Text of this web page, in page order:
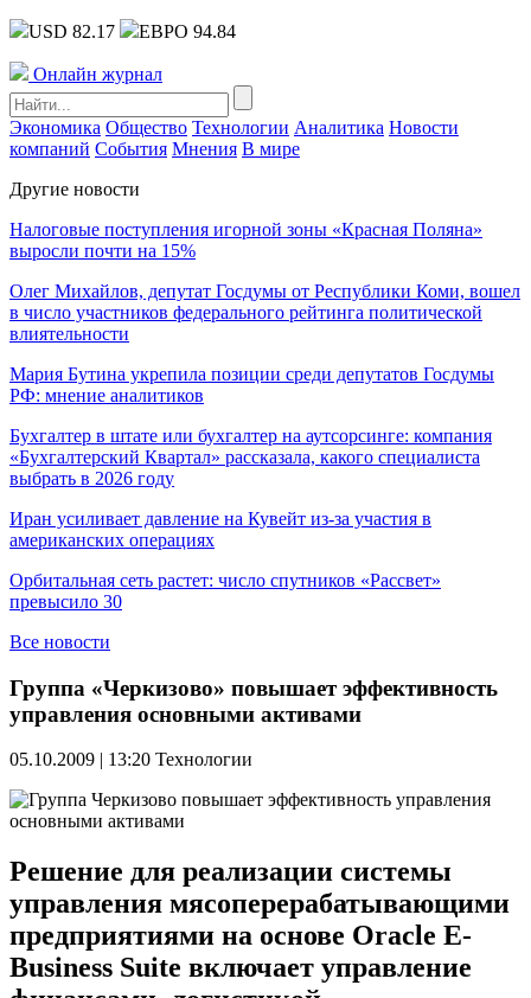
USD 82.17 ЕВРО 94.84
Онлайн журнал
Экономика Общество Технологии Аналитика Новости
компаний События Мнения В мире
Другие новости
Налоговые поступления игорной зоны «Красная Поляна»
выросли почти на 15%
Олег Михайлов, депутат Госдумы от Республики Коми, вошел
в число участников федерального рейтинга политической
влиятельности
Мария Бутина укрепила позиции среди депутатов Госдумы
РФ: мнение аналитиков
Бухгалтер в штате или бухгалтер на аутсорсинге: компания
«Бухгалтерский Квартал» рассказала, какого специалиста
выбрать в 2026 году
Иран усиливает давление на Кувейт из-за участия в
американских операциях
Орбитальная сеть растет: число спутников «Рассвет»
превысило 30
Все новости
Группа «Черкизово» повышает эффективность
управления основными активами
05.10.2009 | 13:20 Технологии
Решение для реализации системы
управления мясоперерабатывающими
предприятиями на основе Oracle E-
Business Suite включает управление